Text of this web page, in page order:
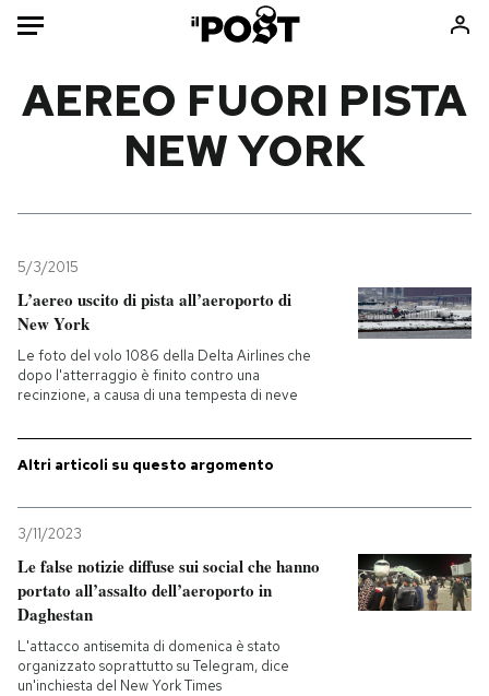
Mondo
Tecnologia
Internet
Cultura
Economia
Sport
Libri
Ok Boomer!
Altrecose
Mondiali calcio 2026
PODCAST
NEWSLETTER
I MIEI PREFERITI
AEREO FUORI PISTA
NEW YORK
5/3/2015
L’aereo uscito di pista all’aeroporto di
New York
Le foto del volo 1086 della Delta Airlines che
dopo l'atterraggio è finito contro una
recinzione, a causa di una tempesta di neve
Altri articoli su questo argomento
3/11/2023
Le false notizie diffuse sui social che hanno
portato all’assalto dell’aeroporto in
Daghestan
L'attacco antisemita di domenica è stato
organizzato soprattutto su Telegram, dice
un'inchiesta del New York Times